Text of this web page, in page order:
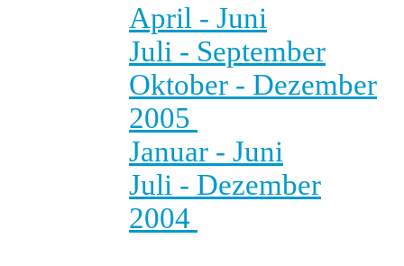
April - Juni
Juli - September
Oktober - Dezember
2005
Januar - Juni
Juli - Dezember
2004